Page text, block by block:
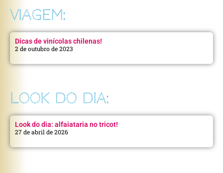
VIAGEM:
Dicas de vinícolas chilenas!
2 de outubro de 2023
LOOK DO DIA:
Look do dia: alfaiataria no tricot!
27 de abril de 2026